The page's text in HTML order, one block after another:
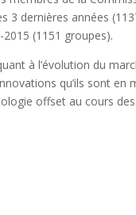
3 dernières années
(1151 groupes).
à l’évolution du
qu’ils sont
offset au cours